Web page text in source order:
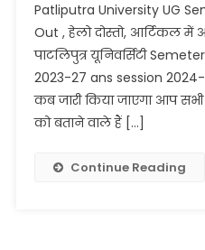
UG
1
&
Date
Patliputra University UG
Out , हेलो दोस्तो, आर्टिकल
पाटलिपुत्र यूनिवर्सिटी
2023-27 ans session
कब जारी किया जाएगा आप सभी
को बताने वाले हैं […]
Continue Reading